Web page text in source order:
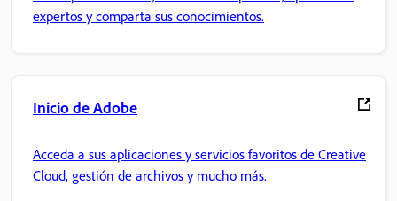
expertos y comparta sus conocimientos.
Inicio de Adobe
Acceda a sus aplicaciones y servicios favoritos de Creative
Cloud, gestión de archivos y mucho más.